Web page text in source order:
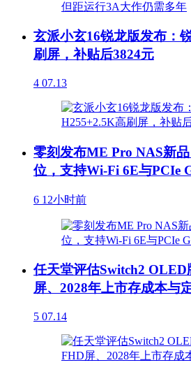
玄派小玄16锐龙版发布：
刷屏，补贴后3824元
4 07.13
零刻发布ME Pro NAS新
位，支持Wi-Fi 6E与PCIe
6 12小时前
任天堂评估Switch2 OLED
屏、2028年上市存成本与
5 07.14